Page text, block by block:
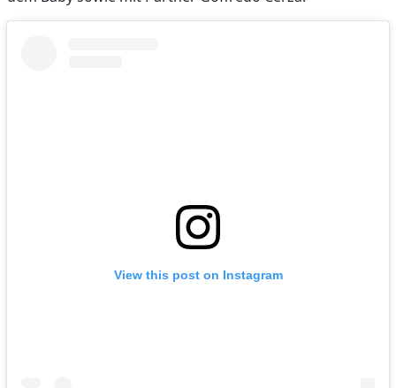
View this post on Instagram